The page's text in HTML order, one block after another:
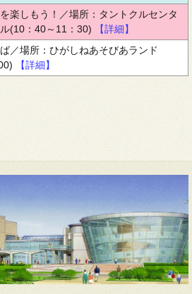
楽しもう！／場所：タントクルセンタ
(10：40～11：30)
【詳細】
／場所：ひがしねあそびあランド
【詳細】